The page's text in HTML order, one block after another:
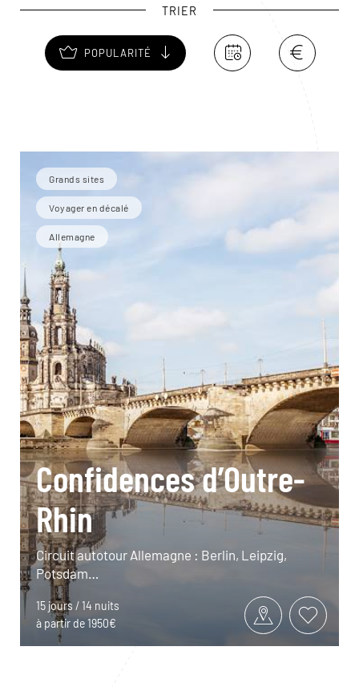
TRIER
POPULARITÉ
Grands sites
Voyager en décalé
Allemagne
Confidences d’Outre-
Rhin
Circuit autotour Allemagne : Berlin, Leipzig,
Potsdam…
15 jours / 14 nuits
à partir de 1950€